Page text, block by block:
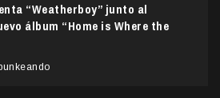
“Weatherboy” junto al
álbum “Home is Where the